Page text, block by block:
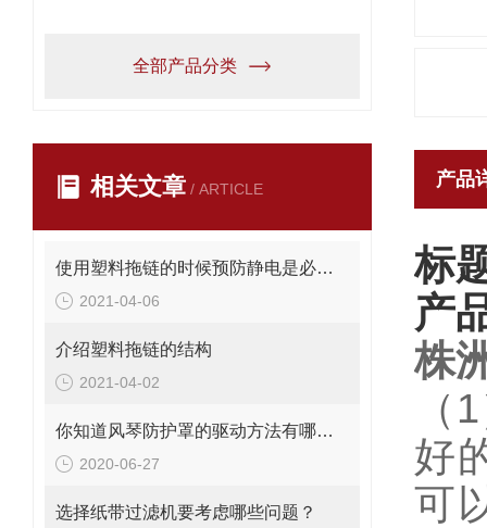
全部产品分类
相关文章 / ARTICLE
使用塑料拖链的时候预防静电是必要的措施
2021-04-06
介绍塑料拖链的结构
2021-04-02
你知道风琴防护罩的驱动方法有哪些吗？
2020-06-27
选择纸带过滤机要考虑哪些问题？
产品
标
产
株
好
可